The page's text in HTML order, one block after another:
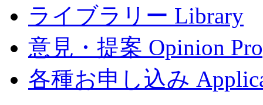
ライブラリー Library
意見・提案 Opinion
各種お申し込み